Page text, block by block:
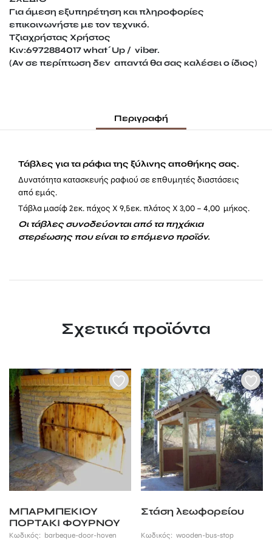
Για άμεση εξυπηρέτηση και πληροφορίες
επικοινωνήστε με τον τεχνικό.
Τζιαχρήστας Χρήστος
Κιν:6972884017 what΄Up / viber.
(Αν σε περίπτωση δεν απαντά θα σας καλέσει ο ίδιος)
Περιγραφή
Τάβλες για τα ράφια της ξύλινης αποθήκης σας.
Δυνατότητα κατασκευής ραφιού σε επθυμητές διαστάσεις
από εμάς.
Tάβλα μασίφ 2εκ. πάχος Χ 9,5εκ. πλάτος Χ 3,00 – 4,00 μήκος.
Οι τάβλες συνοδεύονται από τα πηχάκια
στερέωσης που είναι το επόμενο προϊόν.
Σχετικά προϊόντα
ΜΠΑΡΜΠΕΚΙΟΥ
ΠΟΡΤΑΚΙ ΦΟΥΡΝΟΥ
Κωδικός: barbeque-door-hoven
Στάση λεωφορείου
Κωδικός:wooden-bus-stop